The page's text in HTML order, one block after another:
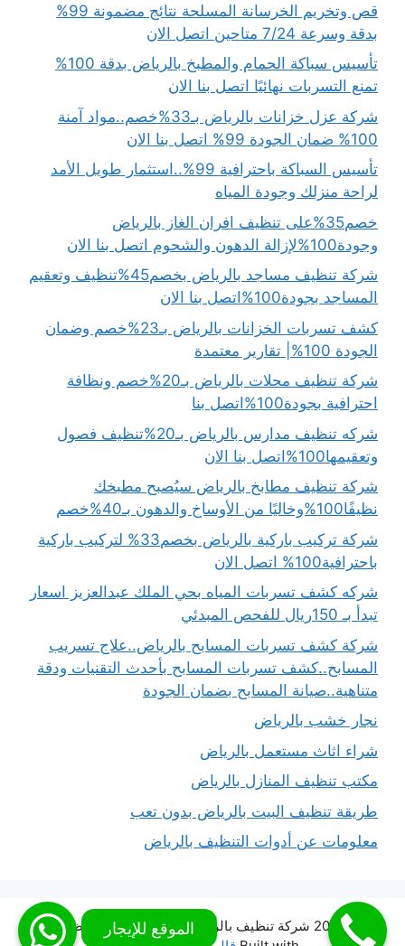
قص وتخريم الخرسانة المسلحة نتائج مضمونة 99%
بدقة وسرعة 7/24 متاحين اتصل الان
تأسيس سباكة الحمام والمطبخ بالرياض بدقة 100%
تمنع التسربات نهائيًا اتصل بنا الان
شركة عزل خزانات بالرياض بـ33%خصم..مواد آمنة
100% ضمان الجودة 99% اتصل بنا الان
تأسيس السباكة باحترافية 99%..استثمار طويل الأمد
لراحة منزلك وجودة المياه
خصم35%على تنظيف افران الغاز بالرياض
وجودة100%لإزالة الدهون والشحوم اتصل بنا الان
شركة تنظيف مساجد بالرياض بخصم45%تنظيف وتعقيم
المساجد بجودة100%اتصل بنا الان
كشف تسربات الخزانات بالرياض بـ23%خصم وضمان
الجودة 100%| تقارير معتمدة
شركة تنظيف محلات بالرياض بـ20%خصم ونظافة
احترافية بجودة100%اتصل بنا
شركه تنظيف مدارس بالرياض بـ20%تنظيف فصول
وتعقيمها100%اتصل بنا الان
شركة تنظيف مطابخ بالرياض سيُصبح مطبخك
نظيفًا100%وخاليًا من الأوساخ والدهون بـ40%خصم
شركة تركيب باركية بالرياض بخصم33% لتركيب باركية
باحترافية100% اتصل الان
شركه كشف تسربات المياه بحي الملك عبدالعزيز اسعار
تبدأ بـ 150ريال للفحص المبدئي
شركة كشف تسربات المسابح بالرياض..علاج تسريب
المسابح..كشف تسربات المسابح بأحدث التقنيات ودقة
متناهية..صيانة المسابح بضمان الجودة
نجار خشب بالرياض
شراء اثاث مستعمل بالرياض
مكتب تنظيف المنازل بالرياض
طريقة تنظيف البيت بالرياض بدون تعب
معلومات عن أدوات التنظيف بالرياض
© 2026 شركة تنظيف بالرياض شركة المملكة للتنظيف
•